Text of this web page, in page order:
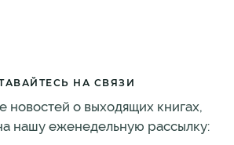
НА СВЯЗИ
новостей о выходящих книгах,
нашу еженедельную рассылку: